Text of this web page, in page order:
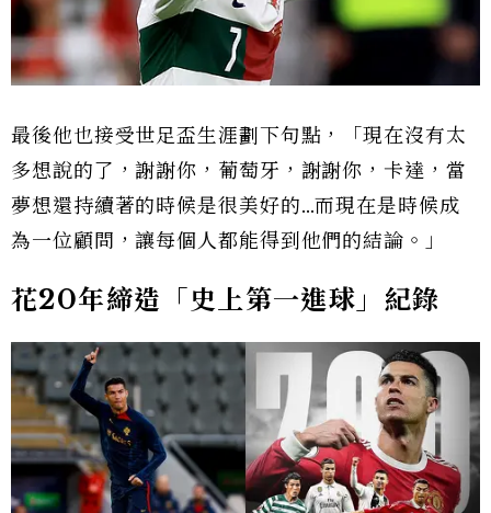
最後他也接受世足盃生涯劃下句點，「現在沒有太
多想說的了，謝謝你，葡萄牙，謝謝你，卡達，當
夢想還持續著的時候是很美好的…而現在是時候成
為一位顧問，讓每個人都能得到他們的結論。」
花20年締造「史上第一進球」紀錄